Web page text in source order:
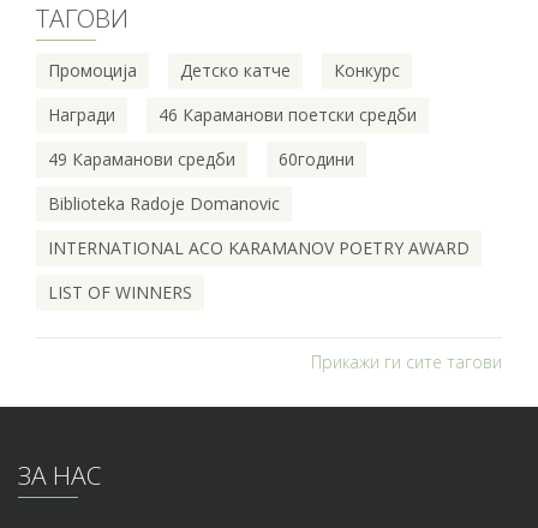
ТАГОВИ
Промоција Детско катче
Конкурс
Награди
46 Караманови поетски средби
49 Караманови средби
60години
Biblioteka Radoje Domanovic
INTERNATIONAL ACO KARAMANOV POETRY AWARD
LIST OF WINNERS
Прикажи ги сите тагови
ЗА НАС